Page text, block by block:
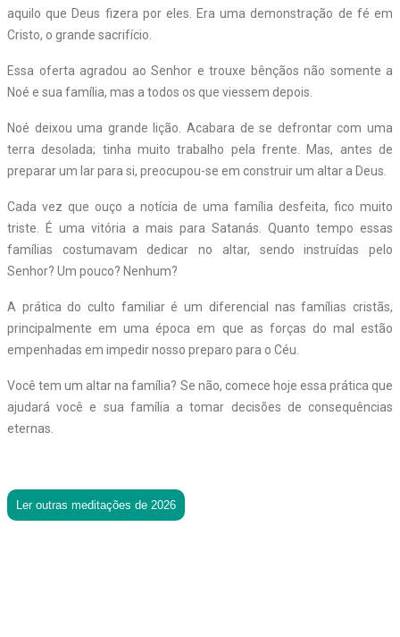
aquilo que Deus fizera por eles. Era uma demonstração de fé em
Cristo, o grande sacrifício.
Essa oferta agradou ao Senhor e trouxe bênçãos não somente a
Noé e sua família, mas a todos os que viessem depois.
Noé deixou uma grande lição. Acabara de se defrontar com uma
terra desolada; tinha muito trabalho pela frente. Mas, antes de
preparar um lar para si, preocupou-se em construir um altar a Deus.
Cada vez que ouço a notícia de uma família desfeita, fico muito
triste. É uma vitória a mais para Satanás. Quanto tempo essas
famílias costumavam dedicar no altar, sendo instruídas pelo
Senhor? Um pouco? Nenhum?
A prática do culto familiar é um diferencial nas famílias cristãs,
principalmente em uma época em que as forças do mal estão
empenhadas em impedir nosso preparo para o Céu.
Você tem um altar na família? Se não, comece hoje essa prática que
ajudará você e sua família a tomar decisões de consequências
eternas.
Ler outras meditações de 2026